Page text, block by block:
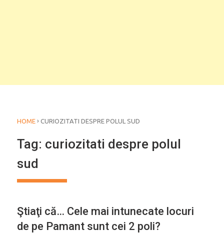
HOME › CURIOZITATI DESPRE POLUL SUD
Tag: curiozitati despre polul
sud
Ştiaţi că… Cele mai intunecate locuri
de pe Pamant sunt cei 2 poli?